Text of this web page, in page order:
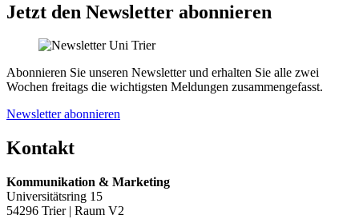
Jetzt den Newsletter abonnieren
Abonnieren Sie unseren Newsletter und erhalten Sie alle zwei
Wochen freitags die wichtigsten Meldungen zusammengefasst.
Newsletter abonnieren
Kontakt
Kommunikation & Marketing
Universitätsring 15
54296 Trier | Raum V2